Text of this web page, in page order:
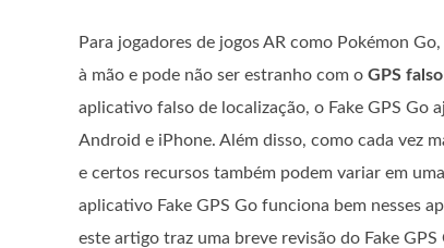
Para jogadores de jogos AR como Pokémon
à mão e pode não ser estranho com o GPS falso
aplicativo falso de localização, o Fake GPS Go
Android e iPhone. Além disso, como cada vez
e certos recursos também podem variar em
aplicativo Fake GPS Go funciona bem nesses
este artigo traz uma breve revisão do Fake